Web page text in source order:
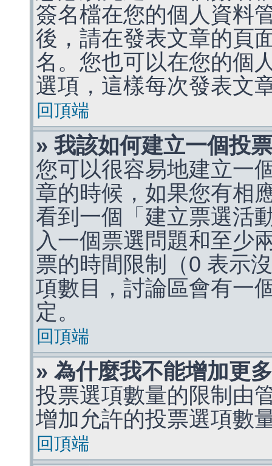
簽名檔在您的個人資料
後，請在發表文章的頁
名。您也可以在您的個
選項，這樣每次發表文
回頂端
» 我該如何建立一個投
您可以很容易地建立一
章的時候，如果您有相
看到一個「建立票選活
入一個票選問題和至少
票的時間限制（0 表示
項數目，討論區會有一
定。
回頂端
» 為什麼我不能增加更
投票選項數量的限制由
增加允許的投票選項數
回頂端